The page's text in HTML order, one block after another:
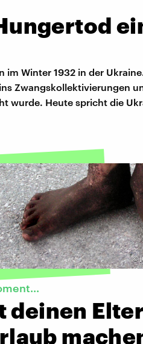
Winter 1932 in der
Zwangskollektivierungen
wurde. Heute spricht die
©
deinen